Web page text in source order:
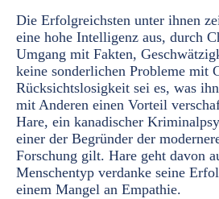
Die Erfolgreichsten unter ihnen
eine hohe Intelligenz aus, durch
Umgang mit Fakten,
keine sonderlichen Probleme mit
Rücksichtslosigkeit sei es, was
mit Anderen einen Vorteil
Hare, ein kanadischer
einer der Begründer der
Forschung gilt. Hare geht davon
Menschentyp verdanke seine
einem Mangel an Empathie.